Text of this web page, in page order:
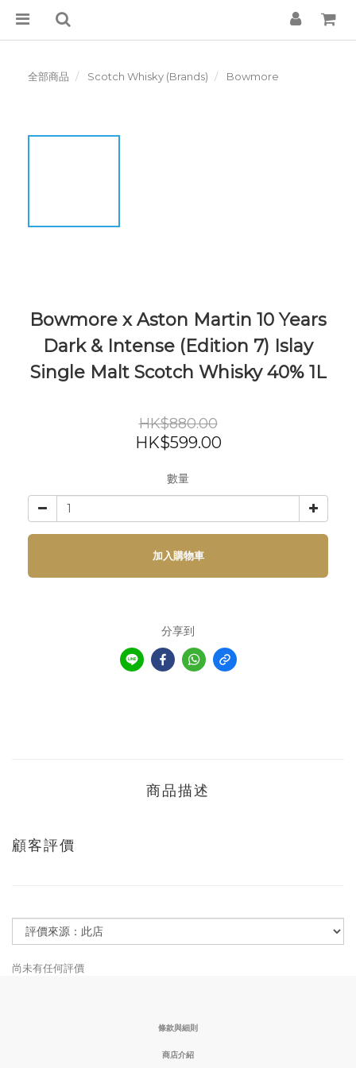
全部商品 Scotch Whisky (Brands) Bowmore
Bowmore x Aston Martin 10 Years
Dark & Intense (Edition 7) Islay
Single Malt Scotch Whisky 40% 1L
HK$880.00
HK$599.00
數量
加入購物車
分享到
商品描述
顧客評價
尚未有任何評價
條款與細則
商店介紹